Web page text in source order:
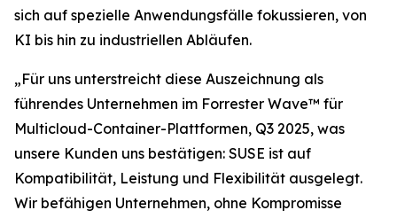
sich auf spezielle Anwendungsfälle fokussieren, von
KI bis hin zu industriellen Abläufen.
„Für uns unterstreicht diese Auszeichnung als
führendes Unternehmen im Forrester Wave™ für
Multicloud-Container-Plattformen, Q3 2025, was
unsere Kunden uns bestätigen: SUSE ist auf
Kompatibilität, Leistung und Flexibilität ausgelegt.
Wir befähigen Unternehmen, ohne Kompromisse